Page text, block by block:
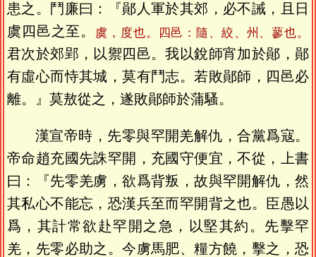
患之。鬥廉曰：『鄖人軍於其郊，必不誡，且日
虞四邑之至。
虞，度也。四邑：隨、絞、州、蓼也。
君次於郊郢，以禦四邑。我以銳師宵加於鄖，鄖
有虛心而恃其城，莫有鬥志。若敗鄖師，四邑必
離。』莫敖從之，遂敗鄖師於蒲騷。
漢宣帝時，先零與罕開羌解仇，合黨爲寇。
帝命趙充國先誅罕開，充國守便宜，不從，上書
曰：『先零羌虜，欲爲背叛，故與罕開解仇，然
其私心不能忘，恐漢兵至而罕開背之也。臣愚以
爲，其計常欲赴罕開之急，以堅其約。先擊罕
羌，先零必助之。今虜馬肥、糧方饒，擊之，恐